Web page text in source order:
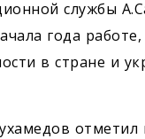
службы
года работе,
в стране и
отметил